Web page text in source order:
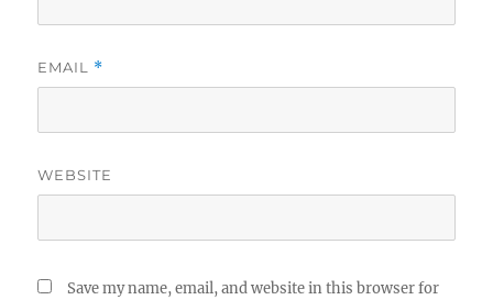
EMAIL *
WEBSITE
Save my name, email, and website in this browser for